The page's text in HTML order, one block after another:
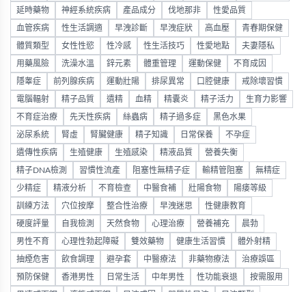
延時藥物 神經系統疾病 產品成分 伐地那非 性愛品質
血管疾病 性生活調適 早洩診斷 早洩症狀 高血壓 青春期保健
體質類型 女性性慾 性冷感 性生活技巧 性愛地點 夫妻隱私
用藥風險 洗澡水溫 鋅元素 體重管理 運動保健 不育成因
隱睾症 前列腺疾病 運動壯陽 排尿異常 口腔健康 戒除壞習慣
電腦輻射 精子品質 遺精 血精 精囊炎 精子活力 生育力影響
不育症治療 先天性疾病 絲蟲病 精子過多症 黑色水果
泌尿系統 腎虛 腎臟健康 精子知識 日常保養 不孕症
遺傳性疾病 生殖健康 生殖感染 精液品質 營養失衡
精子DNA檢測 習慣性流產 阻塞性無精子症 輸精管阻塞 無精症
少精症 精液分析 不育檢查 中醫食補 壯陽食物 陽痿等級
訓練方法 穴位按摩 整合性治療 早洩迷思 性健康教育
硬度評量 自我檢測 天然食物 心理治療 營養補充 晨勃
男性不育 心理性勃起障礙 雙效藥物 健康生活習慣 體外射精
抽煙危害 飲食調理 避孕套 中醫療法 非藥物療法 治療誤區
預防保健 香港男性 日常生活 中年男性 性功能衰退 按需服用